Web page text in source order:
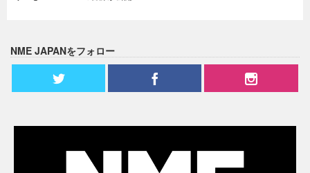
NME JAPANをフォロー